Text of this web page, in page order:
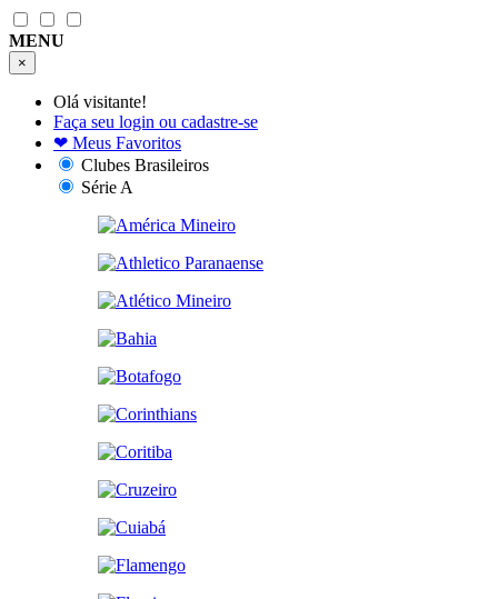
MENU
×
Olá visitante!
Faça seu login ou cadastre-se
❤ Meus Favoritos
Clubes Brasileiros
Série A